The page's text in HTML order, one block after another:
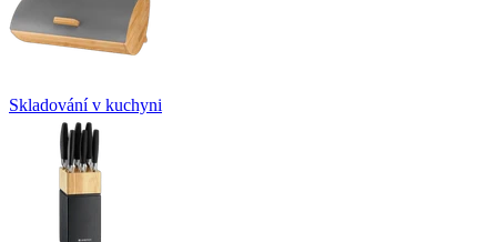
Skladování v kuchyni